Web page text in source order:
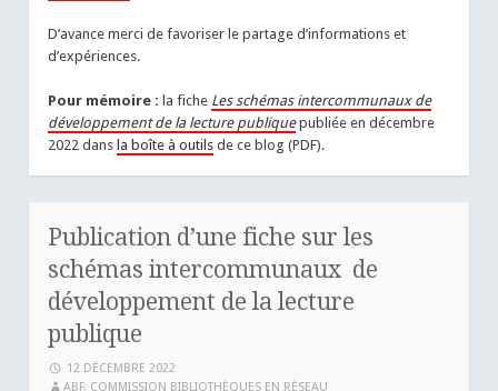
D’avance merci de favoriser le partage d’informations et
d’expériences.
Pour mémoire : la fiche Les schémas intercommunaux de
développement de la lecture publiquepubliée en décembre
2022 dansla boîte à outils de ce blog (PDF).
Publication d’une fiche sur les
schémas intercommunaux de
développement de la lecture
publique
12 DÉCEMBRE 2022
ABF, COMMISSION BIBLIOTHÈQUES EN RÉSEAU